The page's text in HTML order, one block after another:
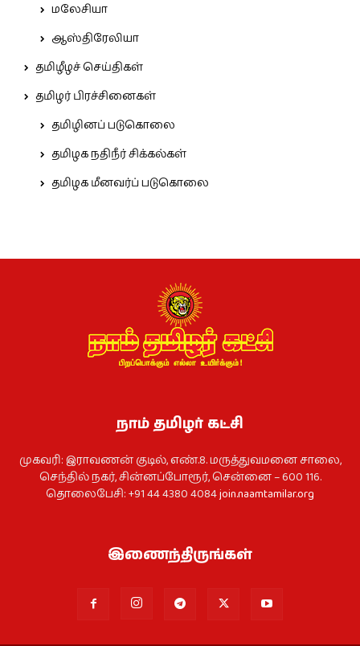
மலேசியா
ஆஸ்திரேலியா
தமிழீழச் செய்திகள்
தமிழர் பிரச்சினைகள்
தமிழினப் படுகொலை
தமிழக நதிநீர் சிக்கல்கள்
தமிழக மீனவர்ப் படுகொலை
நாம் தமிழர் கட்சி
முகவரி: இராவணன் குடில், எண்.8. மருத்துவமனை சாலை,
செந்தில் நகர், சின்னப்போரூர், சென்னை – 600 116.
தொலைபேசி: +91 44 4380 4084join.naamtamilar.org
இணைந்திருங்கள்